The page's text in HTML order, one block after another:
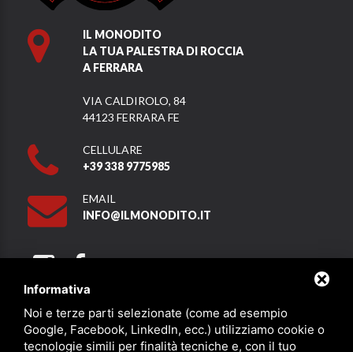
IL MONODITO
LA TUA PALESTRA DI ROCCIA
A FERRARA
VIA CALDIROLO, 84
44123 FERRARA FE
CELLULARE
+39 338 9775985
EMAIL
INFO@ILMONODITO.IT
Partner
Informativa
Noi e terze parti selezionate (come ad esempio
Google, Facebook, LinkedIn, ecc.) utilizziamo cookie o
tecnologie simili per finalità tecniche e, con il tuo